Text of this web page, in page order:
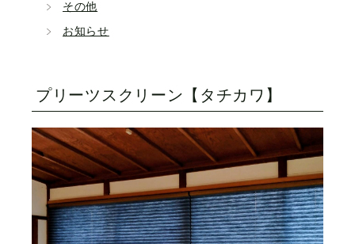
その他
お知らせ
プリーツスクリーン【タチカワ】